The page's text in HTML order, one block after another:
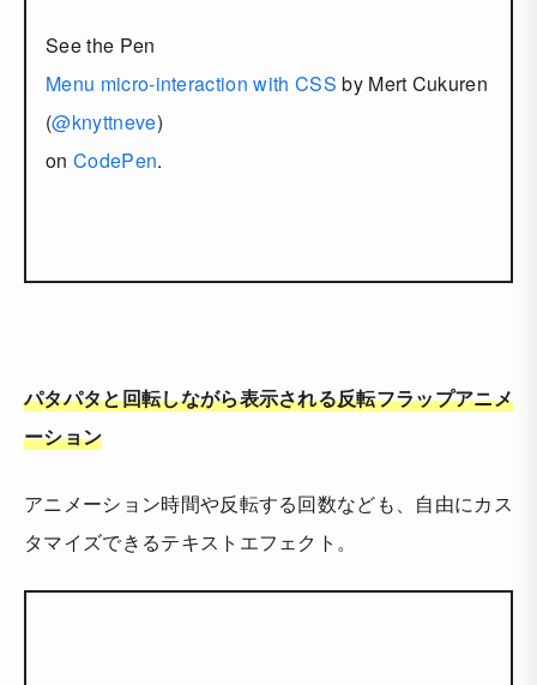
See the Pen
Menu micro-interaction with CSS by Mert Cukuren
(@knyttneve)
on CodePen.
パタパタと回転しながら表示される反転フラップアニメ
ーション
アニメーション時間や反転する回数なども、自由にカス
タマイズできるテキストエフェクト。